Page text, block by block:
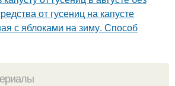
от гусениц на капусте
с яблоками на зиму. Способ